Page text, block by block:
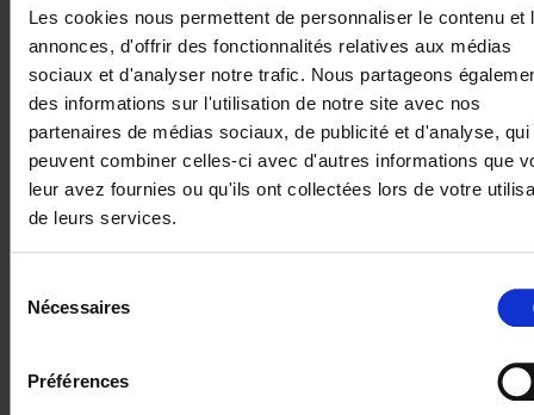
Les cookies nous permettent de personnaliser le contenu et
annonces, d'offrir des fonctionnalités relatives aux médias
sociaux et d'analyser notre trafic. Nous partageons
des informations sur l'utilisation de notre site avec nos
partenaires de médias sociaux, de publicité et d'analyse, qui
peuvent combiner celles-ci avec d'autres informations que
leur avez fournies ou qu'ils ont collectées lors de votre
de leurs services.
Nécessaires
Préférences
préparation du vol et d’intégration sur d’autres aérodromes
Contactez-nous